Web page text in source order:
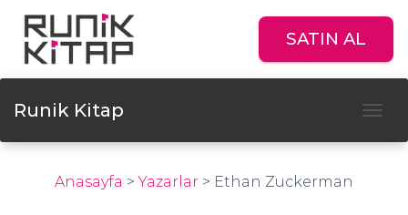
SATIN AL
Runik Kitap
Anasayfa >Yazarlar > Ethan Zuckerman